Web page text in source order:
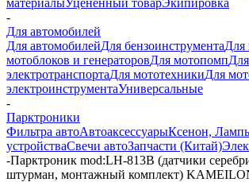
материалыУцененный товарЭкипировка
-
Для автомобилей
Для автомобилейДля бензоинструментаДля
мотоблоков и генераторовДля мотопомпДля
электротранспортаДля мототехникиДля
электроинструментаУниверсальные
-
Парктроники
Фильтра автоАвтоаксессуарыКсенон,
устройстваСвечи автоЗапчасти (Китай)
-Парктроник mod:LH-813B (датчики
штурман, монтажный комплект)